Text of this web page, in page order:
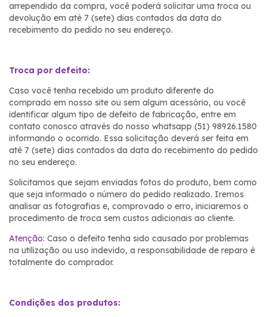
arrependido da compra, você poderá solicitar uma troca ou
devolução em até 7 (sete) dias contados da data do
recebimento do pedido no seu endereço.
Troca por defeito:
Caso você tenha recebido um produto diferente do
comprado em nosso site ou sem algum acessório, ou você
identificar algum tipo de defeito de fabricação, entre em
contato conosco através do nosso whatsapp (51) 98926.1580
informando o ocorrido. Essa solicitação deverá ser feita em
até 7 (sete) dias contados da data do recebimento do pedido
no seu endereço.
Solicitamos que sejam enviadas fotos do produto, bem como
que seja informado o número do pedido realizado. Iremos
analisar as fotografias e, comprovado o erro, iniciaremos o
procedimento de troca sem custos adicionais ao cliente.
Atenção: Caso o defeito tenha sido causado por problemas
na utilização ou uso indevido, a responsabilidade de reparo é
totalmente do comprador.
Condições dos produtos: